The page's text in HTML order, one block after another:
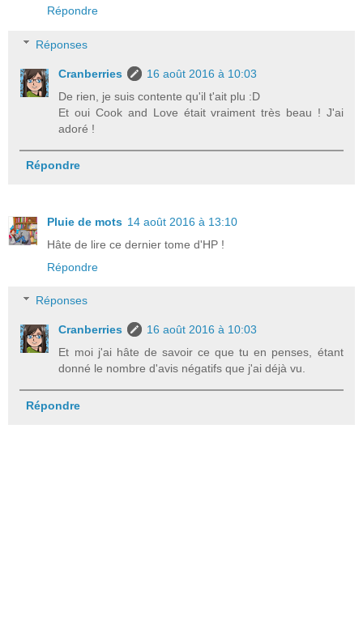
Répondre
Réponses
Cranberries
16 août 2016 à 10:03
De rien, je suis contente qu'il t'ait plu :D
Et oui Cook and Love était vraiment très beau ! J'ai
adoré !
Répondre
Pluie de mots 14 août 2016 à 13:10
Hâte de lire ce dernier tome d'HP !
Répondre
Réponses
Cranberries
16 août 2016 à 10:03
Et moi j'ai hâte de savoir ce que tu en penses, étant
donné le nombre d'avis négatifs que j'ai déjà vu.
Répondre